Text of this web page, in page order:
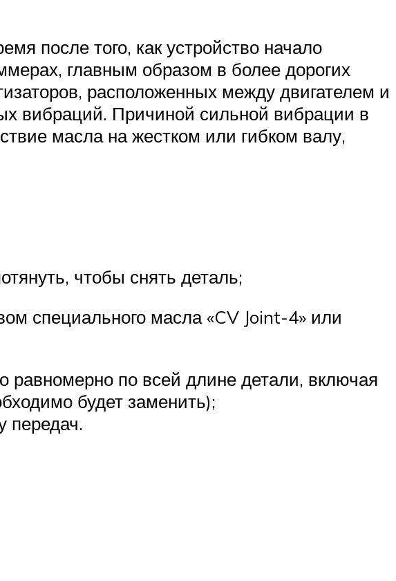
после того, как устройство начало
главным образом в более дорогих
расположенных между двигателем и
вибраций. Причиной сильной вибрации в
масла на жестком или гибком валу,
чтобы снять деталь;
специального масла «CV Joint-4» или
равномерно по всей длине детали, включая
будет заменить);
передач.